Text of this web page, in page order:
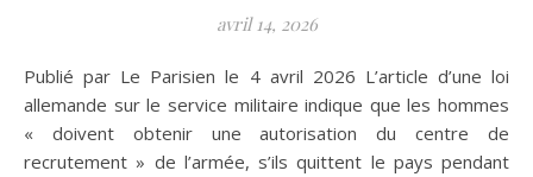
avril 14, 2026
Publié par Le Parisien le 4 avril 2026 L’article d’une loi
allemande sur le service militaire indique que les hommes
« doivent obtenir une autorisation du centre de
recrutement » de l’armée, s’ils quittent le pays pendant